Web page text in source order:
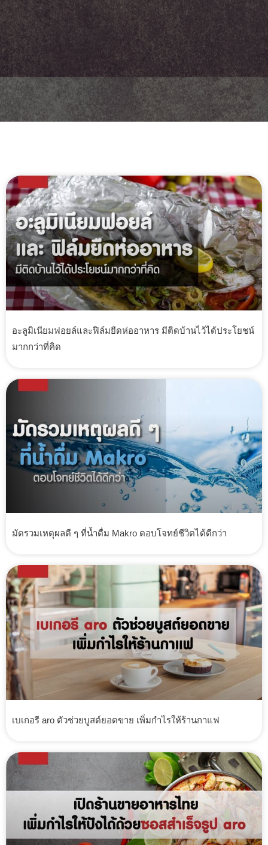
อะลูมิเนียมฟอยล์และฟิล์มยืดห่ออาหาร มีติดบ้านไว้ได้ประโยชน์
มากกว่าที่คิด
มัดรวมเหตุผลดี ๆ ที่น้ำดื่ม Makro ตอบโจทย์ชีวิตได้ดีกว่า
เบเกอรี aro ตัวช่วยบูสต์ยอดขาย เพิ่มกำไรให้ร้านกาแฟ